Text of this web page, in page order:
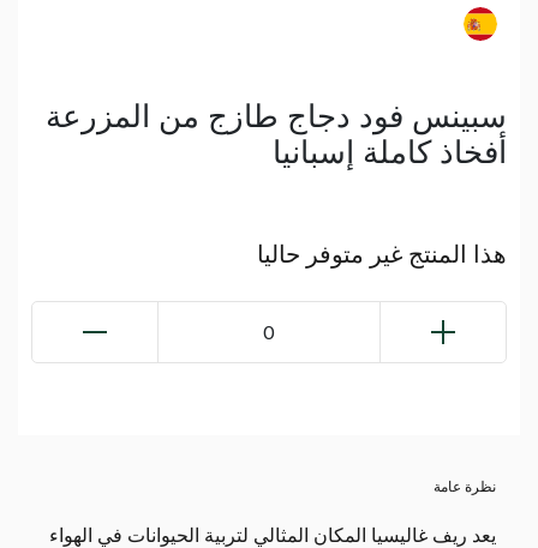
سبينس فود دجاج طازج من المزرعة
أفخاذ كاملة إسبانيا
هذا المنتج غير متوفر حاليا
0
نظرة عامة
يعد ريف غاليسيا المكان المثالي لتربية الحيوانات في الهواء